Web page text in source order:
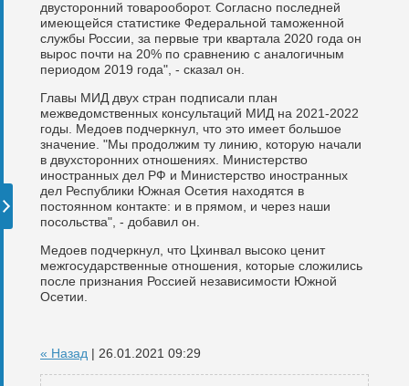
двусторонний товарооборот. Согласно последней
имеющейся статистике Федеральной таможенной
службы России, за первые три квартала 2020 года он
вырос почти на 20% по сравнению с аналогичным
периодом 2019 года", - сказал он.
Главы МИД двух стран подписали план
межведомственных консультаций МИД на 2021-2022
годы. Медоев подчеркнул, что это имеет большое
значение. "Мы продолжим ту линию, которую начали
в двухсторонних отношениях. Министерство
иностранных дел РФ и Министерство иностранных
дел Республики Южная Осетия находятся в
постоянном контакте: и в прямом, и через наши
посольства", - добавил он.
Медоев подчеркнул, что Цхинвал высоко ценит
межгосударственные отношения, которые сложились
после признания Россией независимости Южной
Осетии.
« Назад | 26.01.2021 09:29